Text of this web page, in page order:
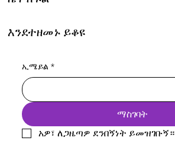
እንደተዘመኑ ይቆዩ
ኢሜይል *
ማስገባት
አዎ፣ ለጋዜጣዎ ደንበኝነት ይመዝገቡኝ።